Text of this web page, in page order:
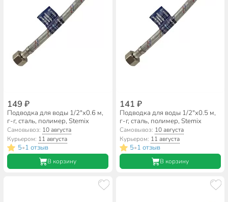
149 ₽
Подводка для воды 1/2"х0.6 м,
г-г, сталь, полимер, Stemix
Самовывоз: 10 августа
Курьером: 11 августа
5•1 отзыв
В корзину
141 ₽
Подводка для воды 1/2"х0.5 м,
г-г, сталь, полимер, Stemix
Самовывоз: 10 августа
Курьером: 11 августа
5•1 отзыв
В корзину